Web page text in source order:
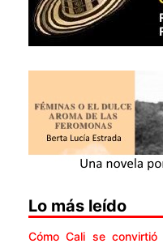
Lo más leído
Cómo Cali se